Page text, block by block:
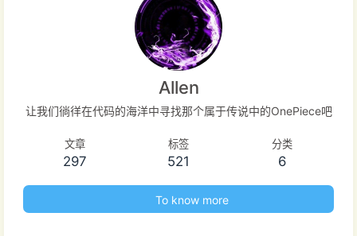
Allen
让我们徜徉在代码的海洋中寻找那个属于传说中的OnePiece吧
文章
297
标签
521
分类
6
To know more